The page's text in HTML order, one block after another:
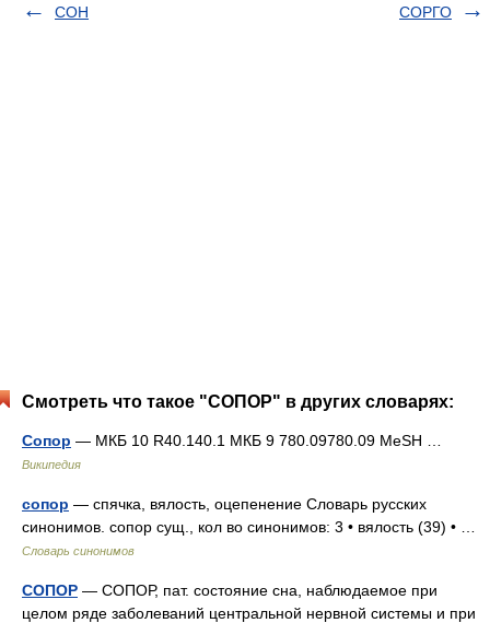
СОН СОРГО
Смотреть что такое "СОПОР" в других словарях:
Сопор — МКБ 10 R40.140.1 МКБ 9 780.09780.09 MeSH …
Википедия
сопор — спячка, вялость, оцепенение Словарь русских
синонимов. сопор сущ., кол во синонимов: 3 • вялость (39) • …
Словарь синонимов
СОПОР — СОПОР, пат. состояние сна, наблюдаемое при
целом ряде заболеваний центральной нервной системы и при